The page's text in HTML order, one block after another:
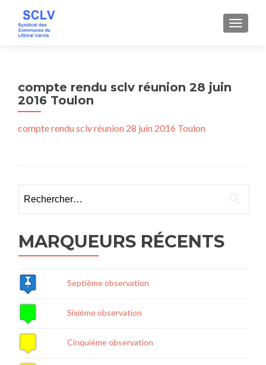
compte rendu sclv réunion 28 juin
2016 Toulon
compte rendu sclv réunion 28 juin 2016 Toulon
MARQUEURS RÉCENTS
Septième observation
Sixième observation
Cinquième observation